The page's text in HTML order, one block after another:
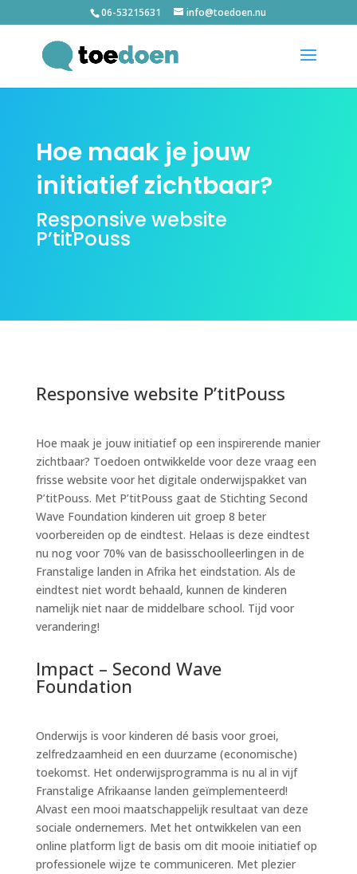
06-53215631 info@toedoen.nu
Hoe maak je jouw
initiatief zichtbaar?
Responsive website
P’titPouss
Responsive website P’titPouss
Hoe maak je jouw initiatief op een inspirerende manier
zichtbaar? Toedoen ontwikkelde voor deze vraag een
frisse website voor het digitale onderwijspakket van
P’titPouss. Met P’titPouss gaat de Stichting Second
Wave Foundation kinderen uit groep 8 beter
voorbereiden op de eindtest. Helaas is deze eindtest
nu nog voor 70% van de basisschoolleerlingen in de
Franstalige landen in Afrika het eindstation. Als de
eindtest niet wordt behaald, kunnen de kinderen
namelijk niet naar de middelbare school. Tijd voor
verandering!
Impact – Second Wave
Foundation
Onderwijs is voor kinderen dé basis voor groei,
zelfredzaamheid en een duurzame (economische)
toekomst. Het onderwijsprogramma is nu al in vijf
Franstalige Afrikaanse landen geïmplementeerd!
Alvast een mooi maatschappelijk resultaat van deze
sociale ondernemers. Met het ontwikkelen van een
online platform ligt de basis om dit mooie initiatief op
professionele wijze te communiceren. Met plezier